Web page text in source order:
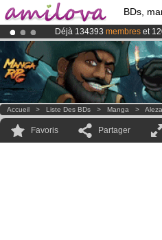
BDs,
Déjà 134393 membres et
Abonnement premium: à
LeKickstarter Amilova est
Accueil > Liste Des BDs > Manga > Aleza
Favoris Partager